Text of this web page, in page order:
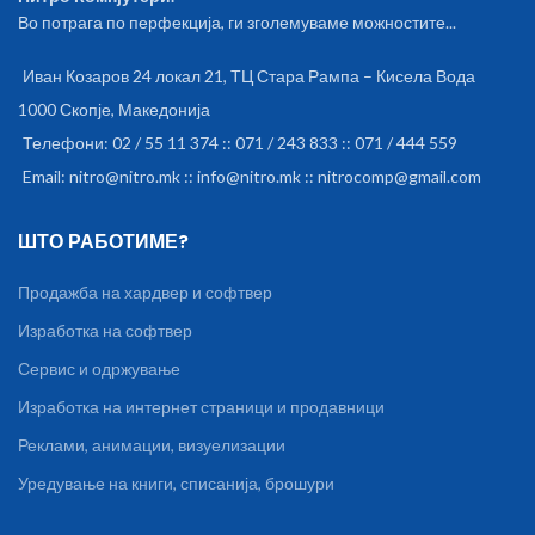
Во потрага по перфекција, ги зголемуваме можностите...
Иван Козаров 24 локал 21, ТЦ Стара Рампа – Кисела Вода
1000 Скопје, Македонија
Телефони: 02 / 55 11 374 :: 071 / 243 833 :: 071 / 444 559
Email: nitro@nitro.mk :: info@nitro.mk :: nitrocomp@gmail.com
ШТО РАБОТИМЕ?
Продажба на хардвер и софтвер
Изработка на софтвер
Сервис и одржување
Изработка на интернет страници и продавници
Реклами, анимации, визуелизации
Уредување на книги, списанија, брошури